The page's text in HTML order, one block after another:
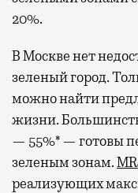
20%.
В Москве нет
зеленый город.
можно найти
жизни.
— 55%* — готовы
зеленым зонам.MR
реализующих